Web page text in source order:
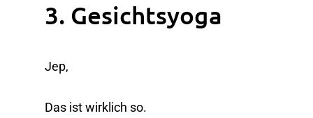
3. Gesichtsyoga
Jep,
Das ist wirklich so.